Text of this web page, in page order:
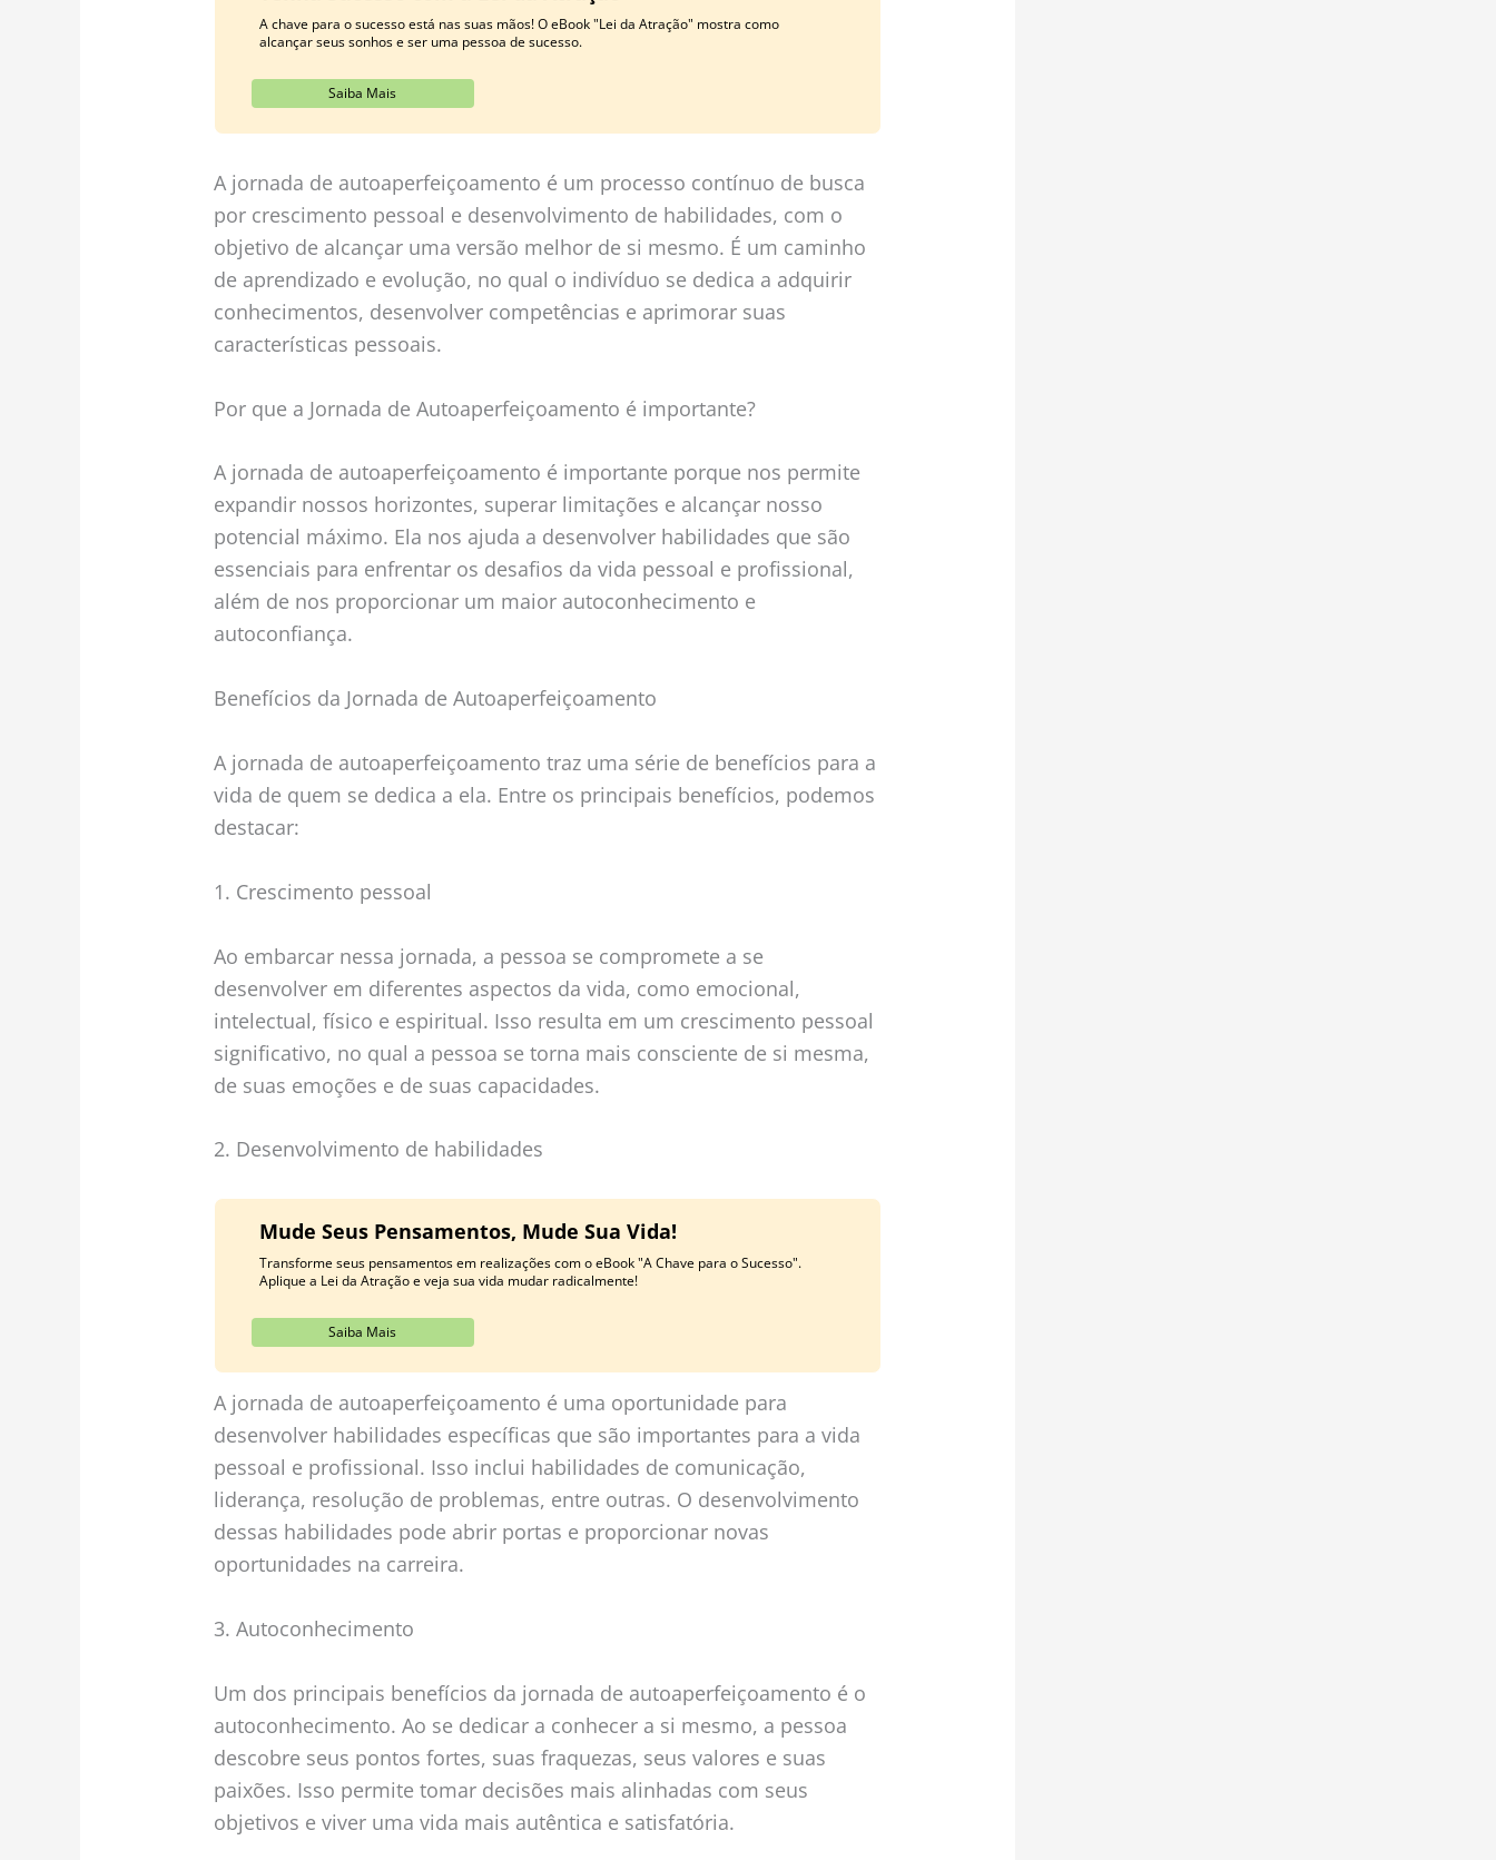
A chave para o sucesso está nas suas mãos! O eBook "Lei da Atração" mostra como
alcançar seus sonhos e ser uma pessoa de sucesso.
Saiba Mais
A jornada de autoaperfeiçoamento é um processo contínuo de busca
por crescimento pessoal e desenvolvimento de habilidades, com o
objetivo de alcançar uma versão melhor de si mesmo. É um caminho
de aprendizado e evolução, no qual o indivíduo se dedica a adquirir
conhecimentos, desenvolver competências e aprimorar suas
características pessoais.
Por que a Jornada de Autoaperfeiçoamento é importante?
A jornada de autoaperfeiçoamento é importante porque nos permite
expandir nossos horizontes, superar limitações e alcançar nosso
potencial máximo. Ela nos ajuda a desenvolver habilidades que são
essenciais para enfrentar os desafios da vida pessoal e profissional,
além de nos proporcionar um maior autoconhecimento e
autoconfiança.
Benefícios da Jornada de Autoaperfeiçoamento
A jornada de autoaperfeiçoamento traz uma série de benefícios para a
vida de quem se dedica a ela. Entre os principais benefícios, podemos
destacar:
1. Crescimento pessoal
Ao embarcar nessa jornada, a pessoa se compromete a se
desenvolver em diferentes aspectos da vida, como emocional,
intelectual, físico e espiritual. Isso resulta em um crescimento pessoal
significativo, no qual a pessoa se torna mais consciente de si mesma,
de suas emoções e de suas capacidades.
2. Desenvolvimento de habilidades
Mude Seus Pensamentos, Mude Sua Vida!
Transforme seus pensamentos em realizações com o eBook "A Chave para o Sucesso".
Aplique a Lei da Atração e veja sua vida mudar radicalmente!
Saiba Mais
A jornada de autoaperfeiçoamento é uma oportunidade para
desenvolver habilidades específicas que são importantes para a vida
pessoal e profissional. Isso inclui habilidades de comunicação,
liderança, resolução de problemas, entre outras. O desenvolvimento
dessas habilidades pode abrir portas e proporcionar novas
oportunidades na carreira.
3. Autoconhecimento
Um dos principais benefícios da jornada de autoaperfeiçoamento é o
autoconhecimento. Ao se dedicar a conhecer a si mesmo, a pessoa
descobre seus pontos fortes, suas fraquezas, seus valores e suas
paixões. Isso permite tomar decisões mais alinhadas com seus
objetivos e viver uma vida mais autêntica e satisfatória.